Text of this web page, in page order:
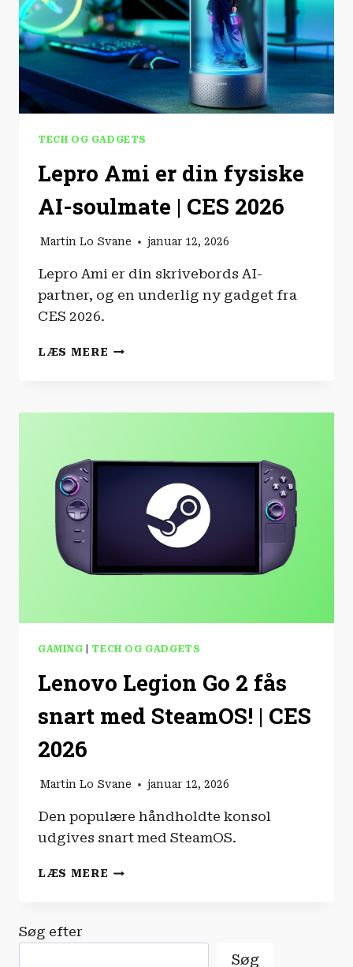
TECH OG GADGETS
Lepro Ami er din fysiske
AI-soulmate | CES 2026
Martin Lo Svane januar 12, 2026
Lepro Ami er din skrivebords AI-
partner, og en underlig ny gadget fra
CES 2026.
LÆS MERE LEPRO
FYSISKE
|
GAMING TECH OG GADGETS
Lenovo Legion Go 2 fås
snart med SteamOS! | CES
2026
Martin Lo Svane januar 12, 2026
Den populære håndholdte konsol
udgives snart med SteamOS.
LÆS MERE LENOVO
Søg efter
Søg